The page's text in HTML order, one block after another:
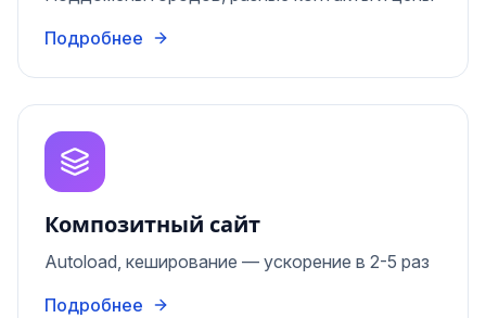
Подробнее
Композитный сайт
Autoload, кеширование — ускорение в 2-5 раз
Подробнее